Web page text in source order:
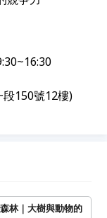
150號12樓)
林｜大樹與動物的